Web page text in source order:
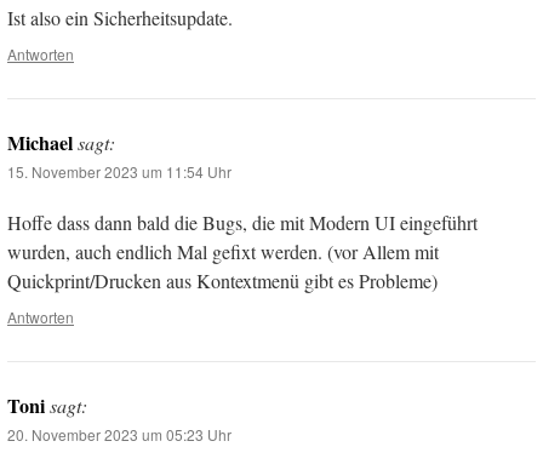
Ist also ein Sicherheitsupdate.
Antworten
Michaelsagt:
15. November 2023 um 11:54 Uhr
Hoffe dass dann bald die Bugs, die mit Modern UI eingeführt
wurden, auch endlich Mal gefixt werden. (vor Allem mit
Quickprint/Drucken aus Kontextmenü gibt es Probleme)
Antworten
Tonisagt:
20. November 2023 um 05:23 Uhr